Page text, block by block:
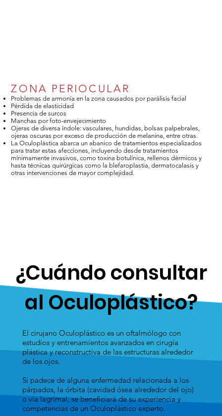
ZONA PERIOCULAR
Problemas de armonía en la zona causados por parálisis facial
Pérdida de elasticidad
Presencia de surcos
Manchas por foto-envejecimiento
Ojeras de diversa índole: vasculares, hundidas, bolsas palpebrales,
ojeras oscuras por exceso de producción de melanina, entre otras.
La Oculoplástica abarca un abanico de tratamientos especializados
para tratar estas afecciones, incluyendo desde tratamientos
mínimamente invasivos, como toxina botulínica, rellenos dérmicos y
hasta técnicas quirúrgicas como la blefaroplastia, dermatocalasis y
otras intervenciones de mayor complejidad.
​¿Cuándo consultar
al Oculoplástico?
El cirujano Oculoplástico es un oftalmólogo con
estudios y entrenamientos avanzados en cirugía
plástica y reconstructiva de las estructuras alrededor
de los ojos.​
Si padece de alguna enfermedad relacionada a los
párpados, la órbita (cavidad ósea alrededor del ojo)
o vía lagrimal, se beneficiará de su experiencia y
competencias de un Oculoplástico experto.